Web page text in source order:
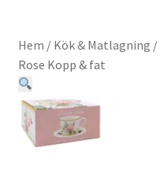
Kök & Matlagning
William Morris
Serier
Hem / Kök & Matlagning /
Rose Kopp & fat